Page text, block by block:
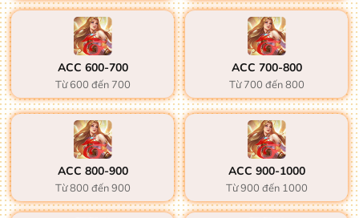
ACC 600-700
Từ 600 đến 700
ACC 700-800
Từ 700 đến 800
ACC 800-900
Từ 800 đến 900
ACC 900-1000
Từ 900 đến 1000